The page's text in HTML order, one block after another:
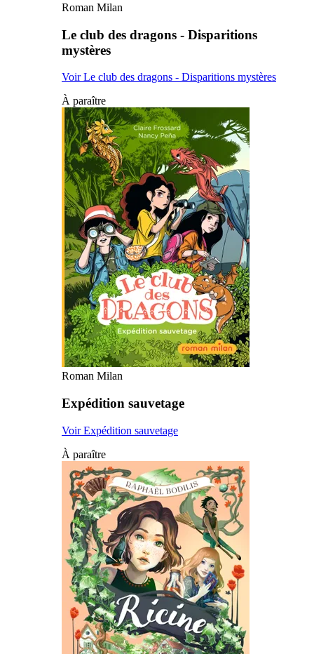
Roman Milan
Le club des dragons - Disparitions
mystères
Voir Le club des dragons - Disparitions mystères
À paraître
Roman Milan
Expédition sauvetage
Voir Expédition sauvetage
À paraître